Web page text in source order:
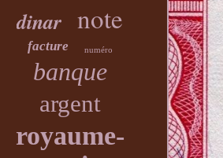
dinar note
facture numéro
banque
argent
royaume-